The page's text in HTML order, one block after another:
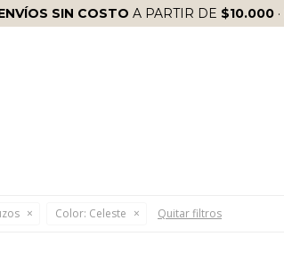
SIN COSTO A PARTIR DE $10.000·
Color: Celeste Quitar filtros